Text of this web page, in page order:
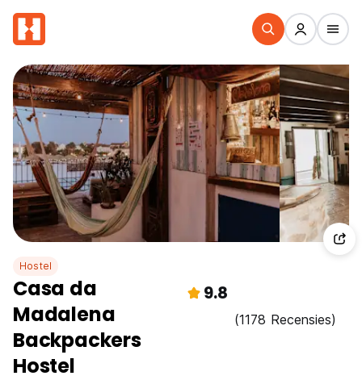
Hostel
Casa da
Madalena
Backpackers
Hostel
9.8
(1178 Recensies)